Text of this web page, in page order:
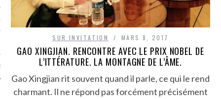
ARCACHON
SUR INVITATION MARS 8, 2017
GAO XINGJIAN. RENCONTRE AVEC LE PRIX NOBEL DE
L’ITTÉRATURE. LA MONTAGNE DE L’ÂME.
Gao Xingjian rit souvent quand il parle, ce qui le rend
charmant. Il ne répond pas forcément précisément